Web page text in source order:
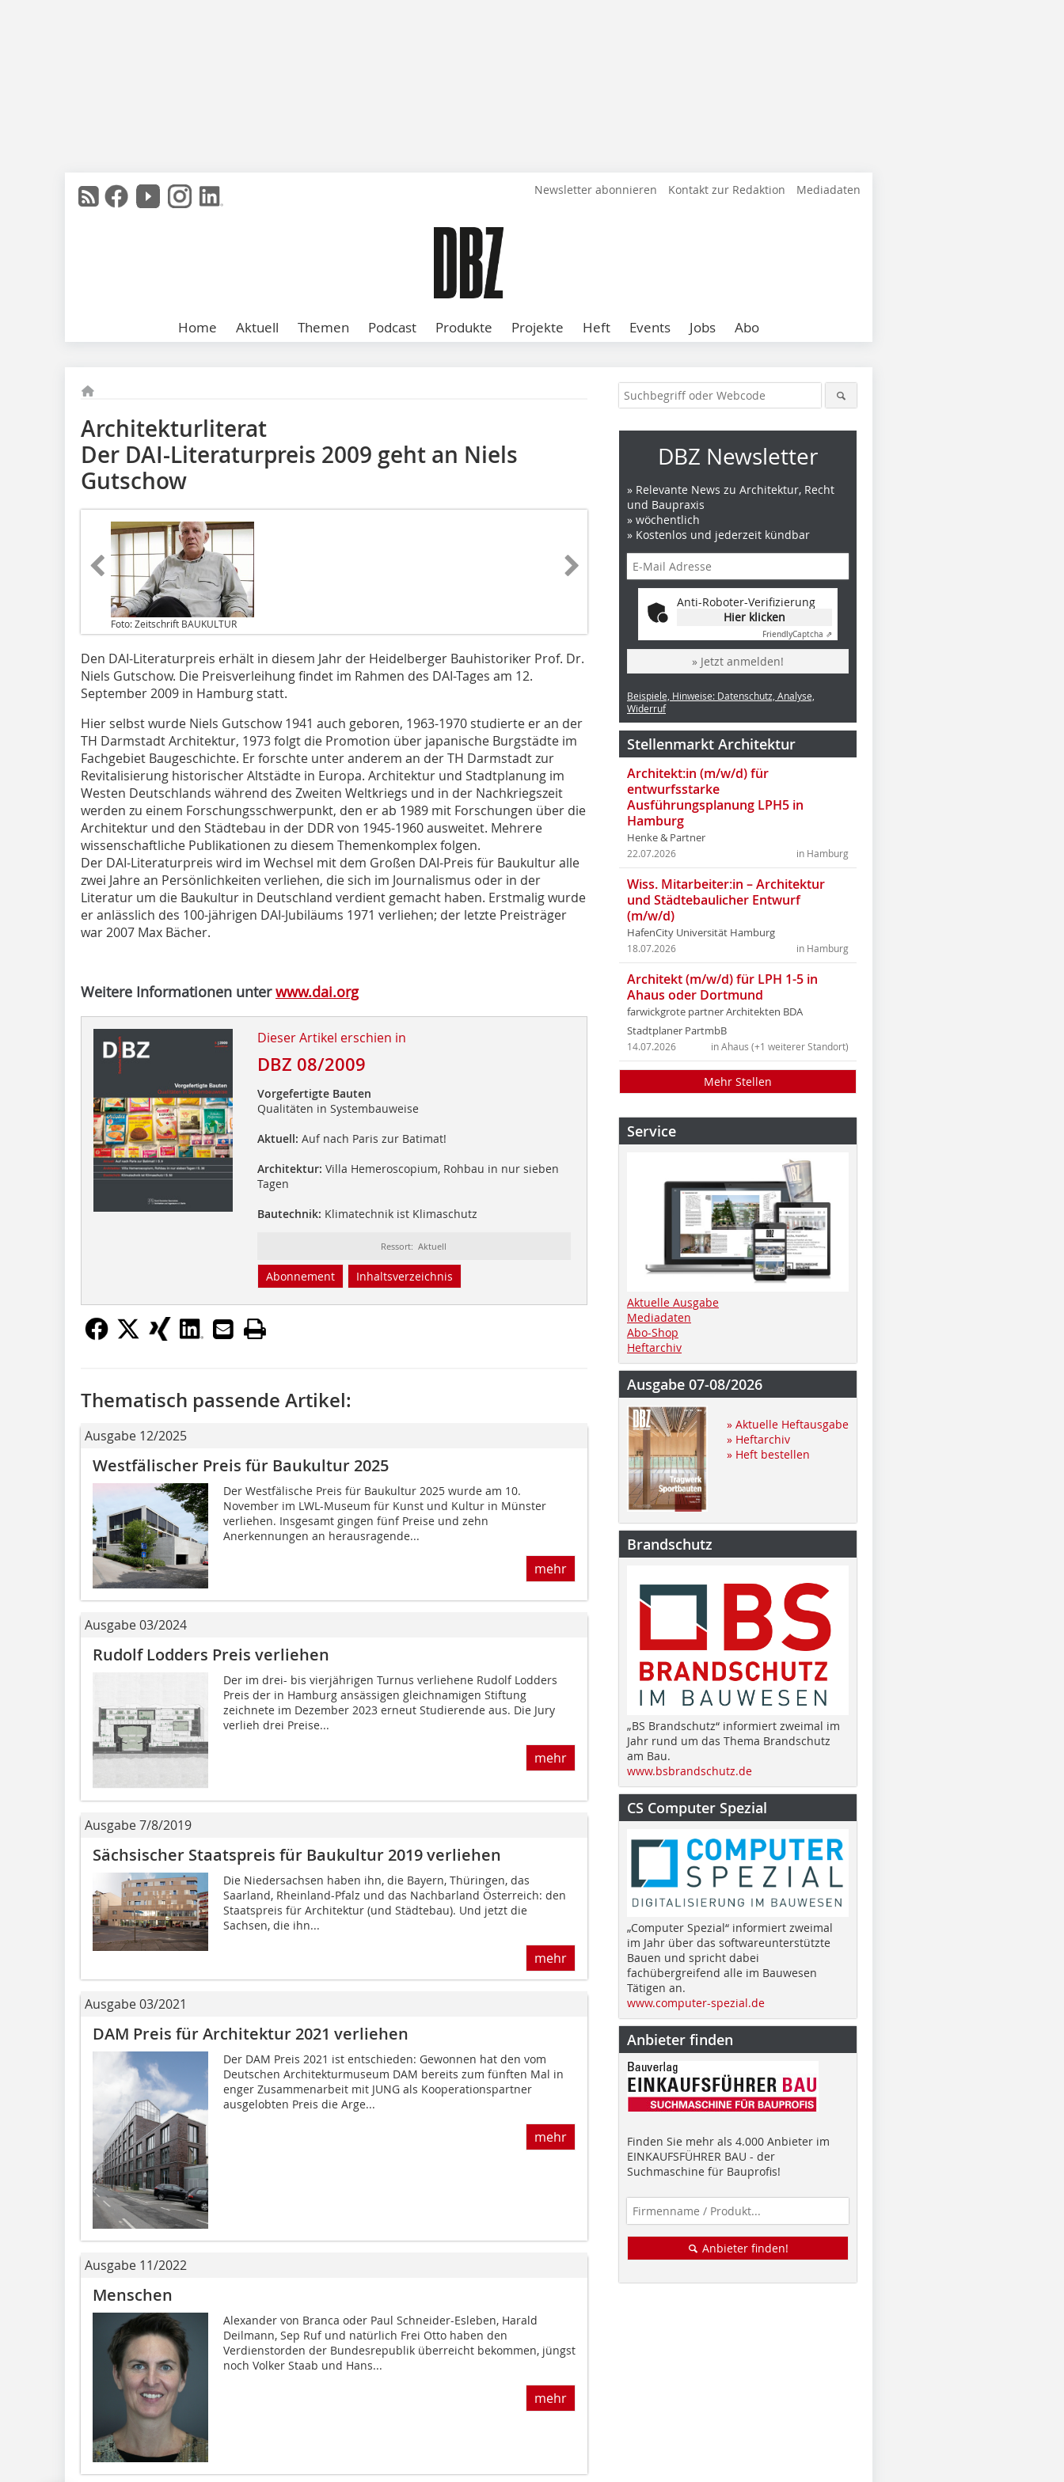
Newsletter abonnieren Kontakt zur Redaktion Mediadaten
Home Aktuell Themen Podcast Produkte Projekte Heft Events Jobs Abo
Architekturliterat
Der DAI-Literaturpreis 2009 geht an Niels
Gutschow
Foto: Zeitschrift BAUKULTUR
Den DAI-Literaturpreis erhält in diesem Jahr der Heidelberger Bauhistoriker Prof. Dr.
Niels Gutschow. Die Preisverleihung findet im Rahmen des DAI-Tages am 12.
September 2009 in Hamburg statt.
Hier selbst wurde Niels Gutschow 1941 auch geboren, 1963-1970 studierte er an der
TH Darmstadt Architektur, 1973 folgt die Promotion über japanische Burgstädte im
Fachgebiet Baugeschichte. Er forschte unter anderem an der TH Darmstadt zur
Revitalisierung historischer Altstädte in Europa. Architektur und Stadtplanung im
Westen Deutschlands während des Zweiten Weltkriegs und in der Nachkriegszeit
werden zu einem Forschungsschwerpunkt, den er ab 1989 mit Forschungen über die
Architektur und den Städtebau in der DDR von 1945-1960 ausweitet. Mehrere
wissenschaftliche Publikationen zu diesem Themenkomplex folgen.
Der DAI-Literaturpreis wird im Wechsel mit dem Großen DAI-Preis für Baukultur alle
zwei Jahre an Persönlichkeiten verliehen, die sich im Journalismus oder in der
Literatur um die Baukultur in Deutschland verdient gemacht haben. Erstmalig wurde
er anlässlich des 100-jährigen DAI-Jubiläums 1971 verliehen; der letzte Preisträger
war 2007 Max Bächer.
Weitere Informationen unterwww.dai.org
Dieser Artikel erschien in
DBZ 08/2009
Vorgefertigte Bauten
Qualitäten in Systembauweise
Aktuell: Auf nach Paris zur Batimat!
Architektur: Villa Hemeroscopium, Rohbau in nur sieben
Tagen
Bautechnik: Klimatechnik ist Klimaschutz
Ressort: Aktuell
Abonnement Inhaltsverzeichnis
Thematisch passende Artikel:
Ausgabe 12/2025
Westfälischer Preis für Baukultur 2025
Der Westfälische Preis für Baukultur 2025 wurde am 10.
November im LWL-Museum für Kunst und Kultur in Münster
verliehen. Insgesamt gingen fünf Preise und zehn
Anerkennungen an herausragende...
mehr
Ausgabe 03/2024
Rudolf Lodders Preis verliehen
Der im drei- bis vierjährigen Turnus verliehene Rudolf Lodders
Preis der in Hamburg ansässigen gleichnamigen Stiftung
zeichnete im Dezember 2023 erneut Studierende aus. Die Jury
verlieh drei Preise...
mehr
Ausgabe 7/8/2019
Sächsischer Staatspreis für Baukultur 2019 verliehen
Die Niedersachsen haben ihn, die Bayern, Thüringen, das
Saarland, Rheinland-Pfalz und das Nachbarland Österreich: den
Staatspreis für Architektur (und Städtebau). Und jetzt die
Sachsen, die ihn...
mehr
Ausgabe 03/2021
DAM Preis für Architektur 2021 verliehen
Der DAM Preis 2021 ist entschieden: Gewonnen hat den vom
Deutschen Architekturmuseum DAM bereits zum fünften Mal in
enger Zusammenarbeit mit JUNG als Kooperationspartner
ausgelobten Preis die Arge...
mehr
Ausgabe 11/2022
Menschen
Alexander von Branca oder Paul Schneider-Esleben, Harald
Deilmann, Sep Ruf und natürlich Frei Otto haben den
Verdienstorden der Bundesrepublik überreicht bekommen, jüngst
noch Volker Staab und Hans...
mehr
DBZ Newsletter
» Relevante News zu Architektur, Recht
und Baupraxis
» wöchentlich
» Kostenlos und jederzeit kündbar
Anti-Roboter-Verifizierung
Hier klicken
FriendlyCaptcha ⇗
» Jetzt anmelden!
Beispiele, Hinweise: Datenschutz, Analyse,
Widerruf
Stellenmarkt Architektur
Architekt:in (m/w/d) für
entwurfsstarke
Ausführungsplanung LPH5 in
Hamburg
Henke & Partner
in Hamburg
22.07.2026
Wiss. Mitarbeiter:in – Architektur
und Städtebaulicher Entwurf
(m/w/d)
HafenCity Universität Hamburg
in Hamburg
18.07.2026
Architekt (m/w/d) für LPH 1-5 in
Ahaus oder Dortmund
farwickgrote partner Architekten BDA
Stadtplaner PartmbB
in Ahaus (+1 weiterer Standort)
14.07.2026
Mehr Stellen
Service
Aktuelle Ausgabe
Mediadaten
Abo-Shop
Heftarchiv
Ausgabe 07-08/2026
» Aktuelle Heftausgabe
» Heftarchiv
» Heft bestellen
Brandschutz
„BS Brandschutz“ informiert zweimal im
Jahr rund um das Thema Brandschutz
am Bau.
www.bsbrandschutz.de
CS Computer Spezial
„Computer Spezial“ informiert zweimal
im Jahr über das softwareunterstützte
Bauen und spricht dabei
fachübergreifend alle im Bauwesen
Tätigen an.
www.computer-spezial.de
Anbieter finden
Finden Sie mehr als 4.000 Anbieter im
EINKAUFSFÜHRER BAU - der
Suchmaschine für Bauprofis!
Anbieter finden!